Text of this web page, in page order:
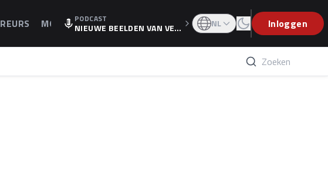
MOTOGPPODCAST
NIEUWE BEELDEN VAN VER
WEET IS ER NU GETEKEND'
NL Inloggen